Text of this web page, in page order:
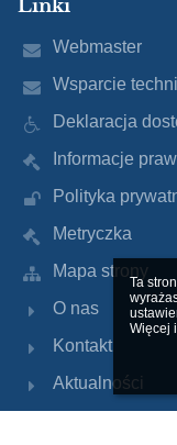
Ta
Więcej
Linki
Webmaster
Wsparcie
Deklaracja
Informacje
Polityka
Metryczka
Mapa strony
O nas
Kontakt
Aktualności